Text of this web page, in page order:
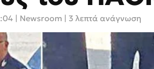
Newsroom | 3 λεπτά ανάγνωση